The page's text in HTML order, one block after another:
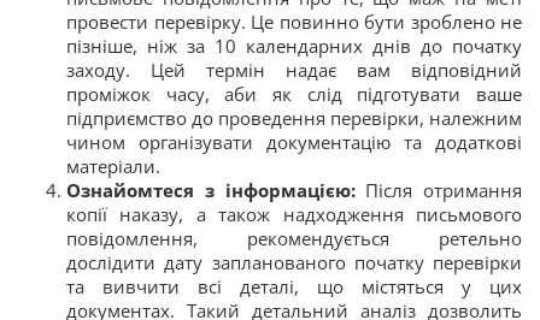
провести перевірку. Це повинно бути зроблено не
пізніше, ніж за 10 календарних днів до початку
заходу. Цей термін надає вам відповідний
проміжок часу, аби як слід підготувати ваше
підприємство до проведення перевірки, належним
чином організувати документацію та додаткові
матеріали.
Ознайомтеся з інформацією: Після отримання
копії наказу, а також надходження письмового
повідомлення, рекомендується ретельно
дослідити дату запланованого початку перевірки
та вивчити всі деталі, що містяться у цих
документах. Такий детальний аналіз дозволить